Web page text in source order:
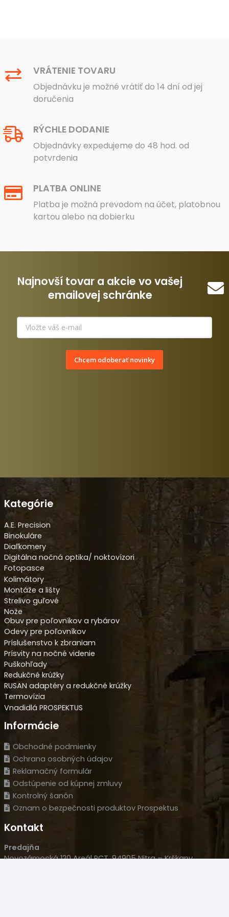
VRÁTENIE TOVARU
Objednávku je možné vrátiť do 14 dní od jej
doručenia
RÝCHLE DODANIE
Objednávky expedujeme do 48 hod. od
potvrdenia
PLATBA ONLINE
Platba je možná prevodom na účet, platobnou
kartou alebo na dobierku
Najnovší tovar a akcie vo vašej
emailovej schránke
Chcem odoberať novinky
Kategórie
A.E. Precision
Binokuláre
Diaľkomery
Digitálna nočná optika/ noktovízori
Fotopasce
Kolimátory
Montáže a lišty
Strelivo guľové
Nože
Obuv pre poľovníkov a rybárov
Odevy pre poľovníkov
Príslušenstvo k zbraniam
Prísvity na nočné videnie
Puškohľady
Redukčné krúžky
RUSAN adaptéry a redukčné krúžky
Termovízia
Vnadidlá PROSPEKTUS
Informácie
Obchodné podmienky
Ochrana osobných údajov
Reklamačný formulár
Odstúpenie od kúpnej zmluvy
Kontrolný šanón
Oznam o bezpečnosti produktov Prospektus
Kontakt
Predajňa
Novozámocká 120 Areál PCT, 94905 Nitra – Krškany